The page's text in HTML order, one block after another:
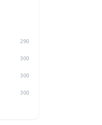
290
300
300
300